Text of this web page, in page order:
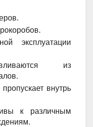
эксплуатации
из
внутрь
к различным